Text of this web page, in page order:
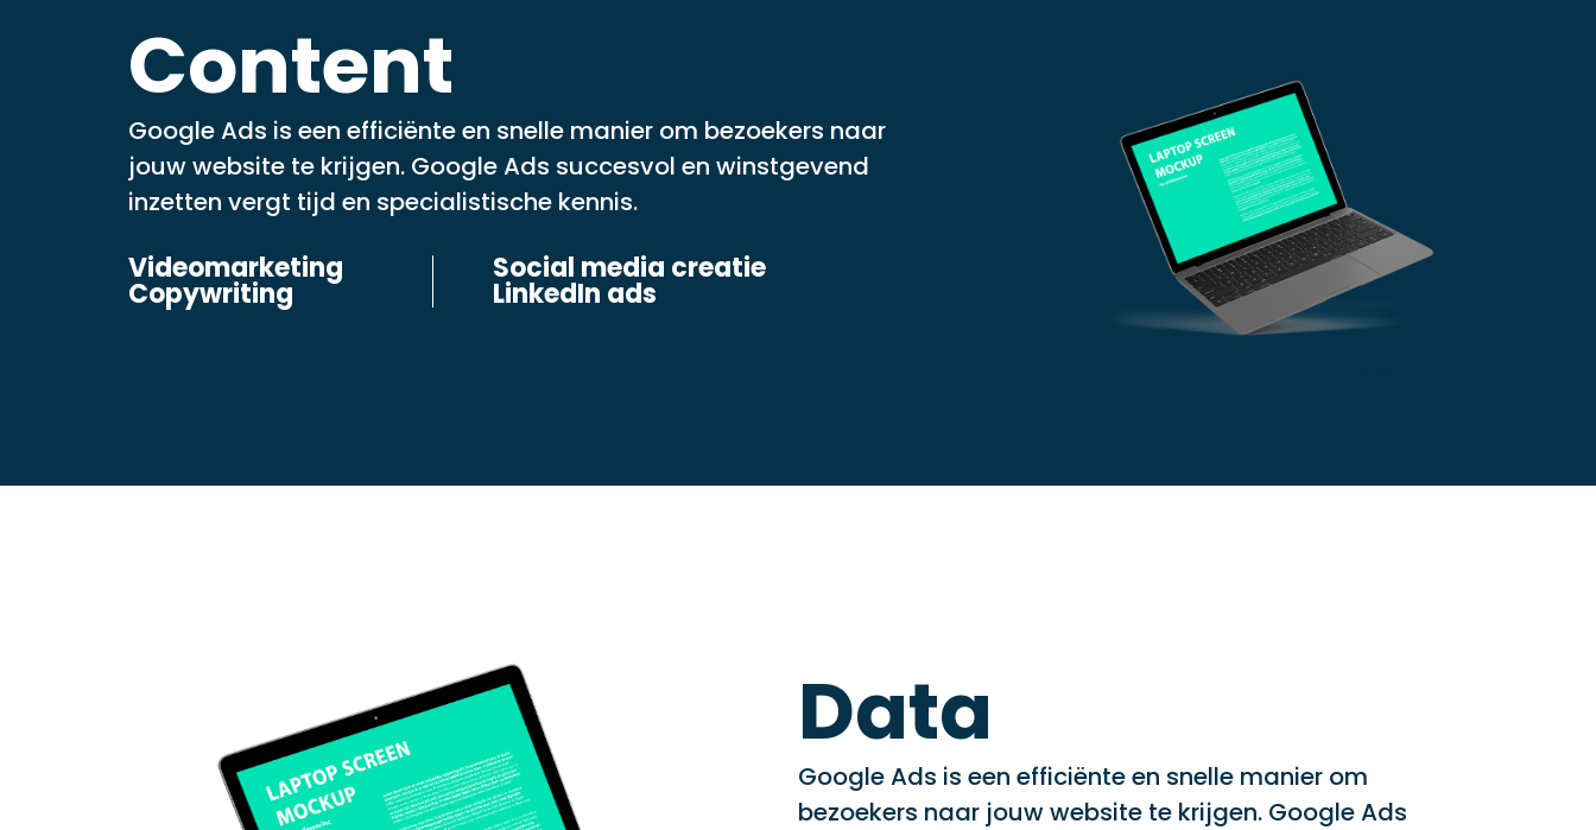
Content
Google Ads is een efficiënte en snelle manier om bezoekers naar
jouw website te krijgen. Google Ads succesvol en winstgevend
inzetten vergt tijd en specialistische kennis.
Videomarketing
Copywriting
Social media creatie
LinkedIn ads
Data
Google Ads is een efficiënte en snelle manier om
bezoekers naar jouw website te krijgen. Google Ads